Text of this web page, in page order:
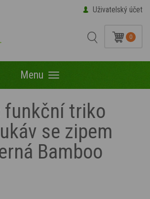
Uživatelský účet
0
Menu Menu
funkční triko
se zipem
Bamboo